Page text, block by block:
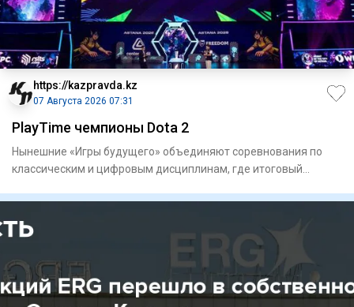
https://kazpravda.kz
07 Августа 2026 07:31
PlayTime чемпионы Dota 2
Нынешние «Игры будущего» объединяют соревнования по
классическим и цифровым дисциплинам, где итоговый